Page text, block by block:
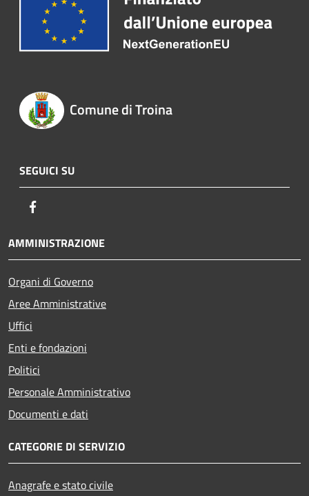
Comune di Troina
SEGUICI SU
AMMINISTRAZIONE
Organi di Governo
Aree Amministrative
Uffici
Enti e fondazioni
Politici
Personale Amministrativo
Documenti e dati
CATEGORIE DI SERVIZIO
Anagrafe e stato civile